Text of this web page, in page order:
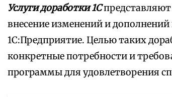
Услуги доработки 1Спредставляют
внесение изменений и
1С:Предприятие. Целью таких
конкретные потребности и
программы для удовлетворения